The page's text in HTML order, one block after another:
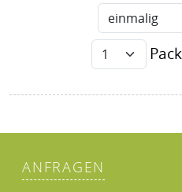
ANFRAGEN